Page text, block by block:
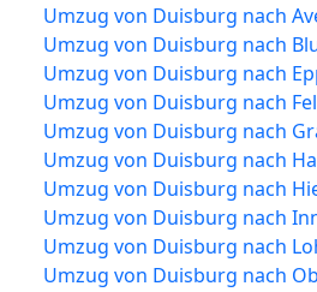
Umzug von Duisburg nach
Umzug von Duisburg nach
Umzug von Duisburg nach
Umzug von Duisburg nach
Umzug von Duisburg nach
Umzug von Duisburg nach
Umzug von Duisburg nach
Umzug von Duisburg nach
Umzug von Duisburg nach
Umzug von Duisburg nach